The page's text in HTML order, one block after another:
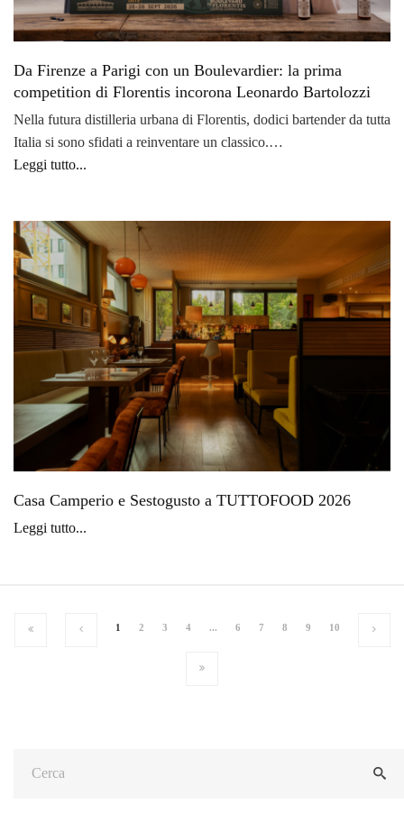
Da Firenze a Parigi con un Boulevardier: la prima
competition di Florentis incorona Leonardo Bartolozzi
Nella futura distilleria urbana di Florentis, dodici bartender da tutta
Italia si sono sfidati a reinventare un classico.…
Leggi tutto...
Casa Camperio e Sestogusto a TUTTOFOOD 2026
Leggi tutto...
1 2 3 4 ... 6 7 8 9 10